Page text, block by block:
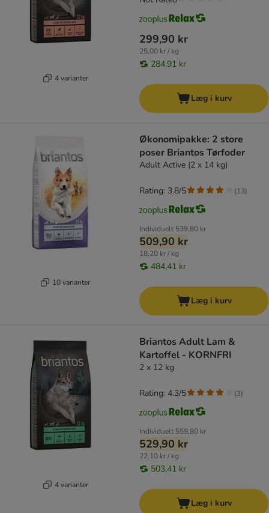
4 varianter
299,90 kr
25,00 kr / kg
284,91 kr
Læg i kurv
10 varianter
Økonomipakke: 2 store
poser Briantos Tørfoder
Adult Active (2 x 14 kg)
Individuelt 539,80 kr
509,90 kr
18,20 kr / kg
484,41 kr
Rating: 3.8/5 (13)
Læg i kurv
4 varianter
Briantos Adult Lam &
Kartoffel - KORNFRI
2 x 12 kg
Individuelt 559,80 kr
529,90 kr
22,10 kr / kg
503,41 kr
Rating: 4.3/5 (3)
Læg i kurv